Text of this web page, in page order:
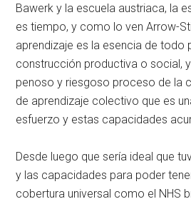
Bawerk y la escuela austriaca, la
es tiempo, y como lo ven Arrow-
aprendizaje es la esencia de todo
construcción productiva o social,
penoso y riesgoso proceso de la
de aprendizaje colectivo que es
esfuerzo y estas capacidades
Desde luego que sería ideal que
y las capacidades para poder
cobertura universal como el NHS